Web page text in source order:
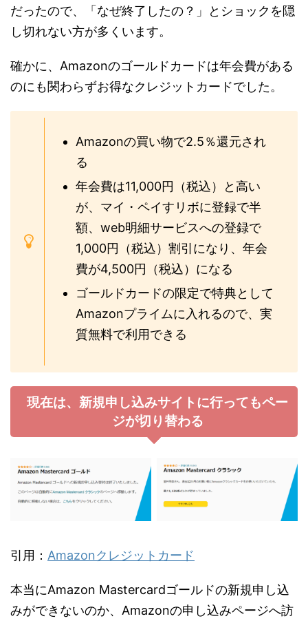
だったので、「なぜ終了したの？」とショックを隠
し切れない方が多くいます。
確かに、Amazonのゴールドカードは年会費がある
のにも関わらずお得なクレジットカードでした。
Amazonの買い物で2.5％還元され
る
年会費は11,000円（税込）と高い
が、マイ・ペイすリボに登録で半
額、web明細サービスへの登録で
1,000円（税込）割引になり、年会
費が4,500円（税込）になる
ゴールドカードの限定で特典として
Amazonプライムに入れるので、実
質無料で利用できる
現在は、新規申し込みサイトに行ってもペー
ジが切り替わる
引用： Amazonクレジットカード
本当にAmazon Mastercardゴールドの新規申し込
みができないのか、Amazonの申し込みページへ訪